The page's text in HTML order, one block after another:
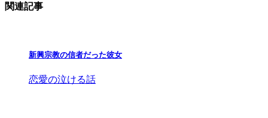
関連記事
新興宗教の信者だった彼女
恋愛の泣ける話